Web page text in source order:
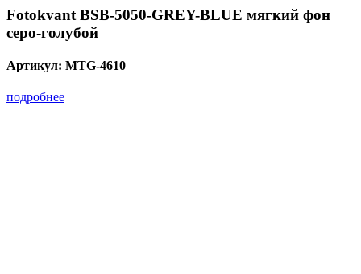
Fotokvant BSB-5050-GREY-BLUE мягкий фон
серо-голубой
Артикул: MTG-4610
подробнее